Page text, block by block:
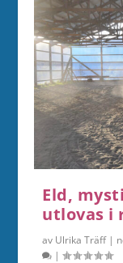
Eld,
utlovas i
av Ulrika Träff|
|